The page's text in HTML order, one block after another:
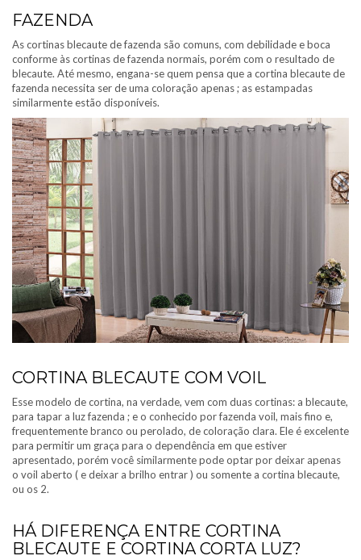
FAZENDA
As cortinas blecaute de fazenda são comuns, com debilidade e boca
conforme às cortinas de fazenda normais, porém com o resultado de
blecaute. Até mesmo, engana-se quem pensa que a cortina blecaute de
fazenda necessita ser de uma coloração apenas ; as estampadas
similarmente estão disponíveis.
CORTINA BLECAUTE COM VOIL
Esse modelo de cortina, na verdade, vem com duas cortinas: a blecaute,
para tapar a luz fazenda ; e o conhecido por fazenda voil, mais fino e,
frequentemente branco ou perolado, de coloração clara. Ele é excelente
para permitir um graça para o dependência em que estiver
apresentado, porém você similarmente pode optar por deixar apenas
o voil aberto ( e deixar a brilho entrar ) ou somente a cortina blecaute,
ou os 2.
HÁ DIFERENÇA ENTRE CORTINA
BLECAUTE E CORTINA CORTA LUZ?